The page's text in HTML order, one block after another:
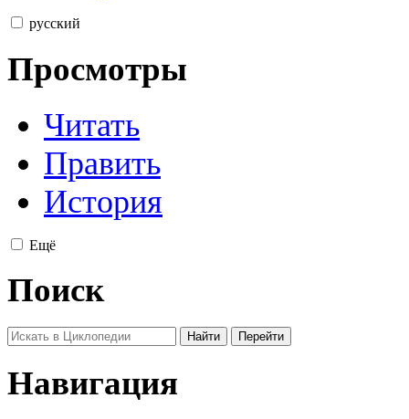
русский
Просмотры
Читать
Править
История
Ещё
Поиск
Навигация